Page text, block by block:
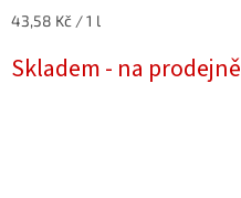
Měrná
43,58 Kč / 1 l
Skladem - na prodejně